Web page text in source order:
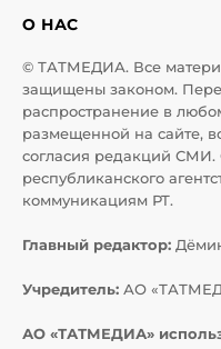
О НАС
© ТАТМЕДИА. Все
защищены законом.
распространение в
размещенной на сайте,
согласия редакций
республиканского
коммуникациям РТ.
Главный редактор:
Учредитель: АО
АО «ТАТМЕДИА»